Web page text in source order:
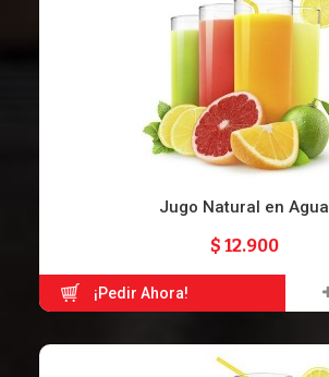
Jugo Natural en Agua
$ 12.900
¡Pedir Ahora!